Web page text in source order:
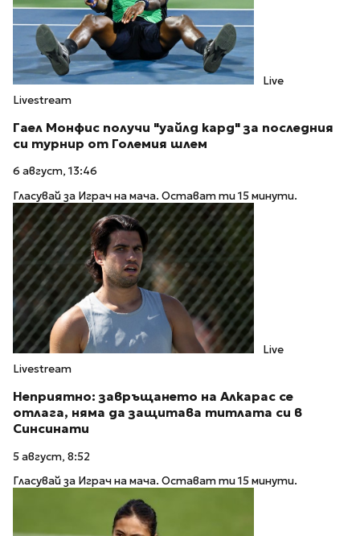
Live
Livestream
Гаел Монфис получи "уайлд кард" за последния
си турнир от Големия шлем
6 август, 13:46
Гласувай за Играч на мача. Остават ти 15 минути.
Live
Livestream
Неприятно: завръщането на Алкарас се
отлага, няма да защитава титлата си в
Синсинати
5 август, 8:52
Гласувай за Играч на мача. Остават ти 15 минути.